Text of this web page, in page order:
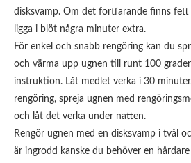
disksvamp. Om det fortfarande finns
ligga i blöt några minuter extra.
För enkel och snabb rengöring kan du
och värma upp ugnen till runt 100
instruktion. Låt medlet verka i 30
rengöring, spreja ugnen med
och låt det verka under natten.
Rengör ugnen med en disksvamp i tvål
är ingrodd kanske du behöver en